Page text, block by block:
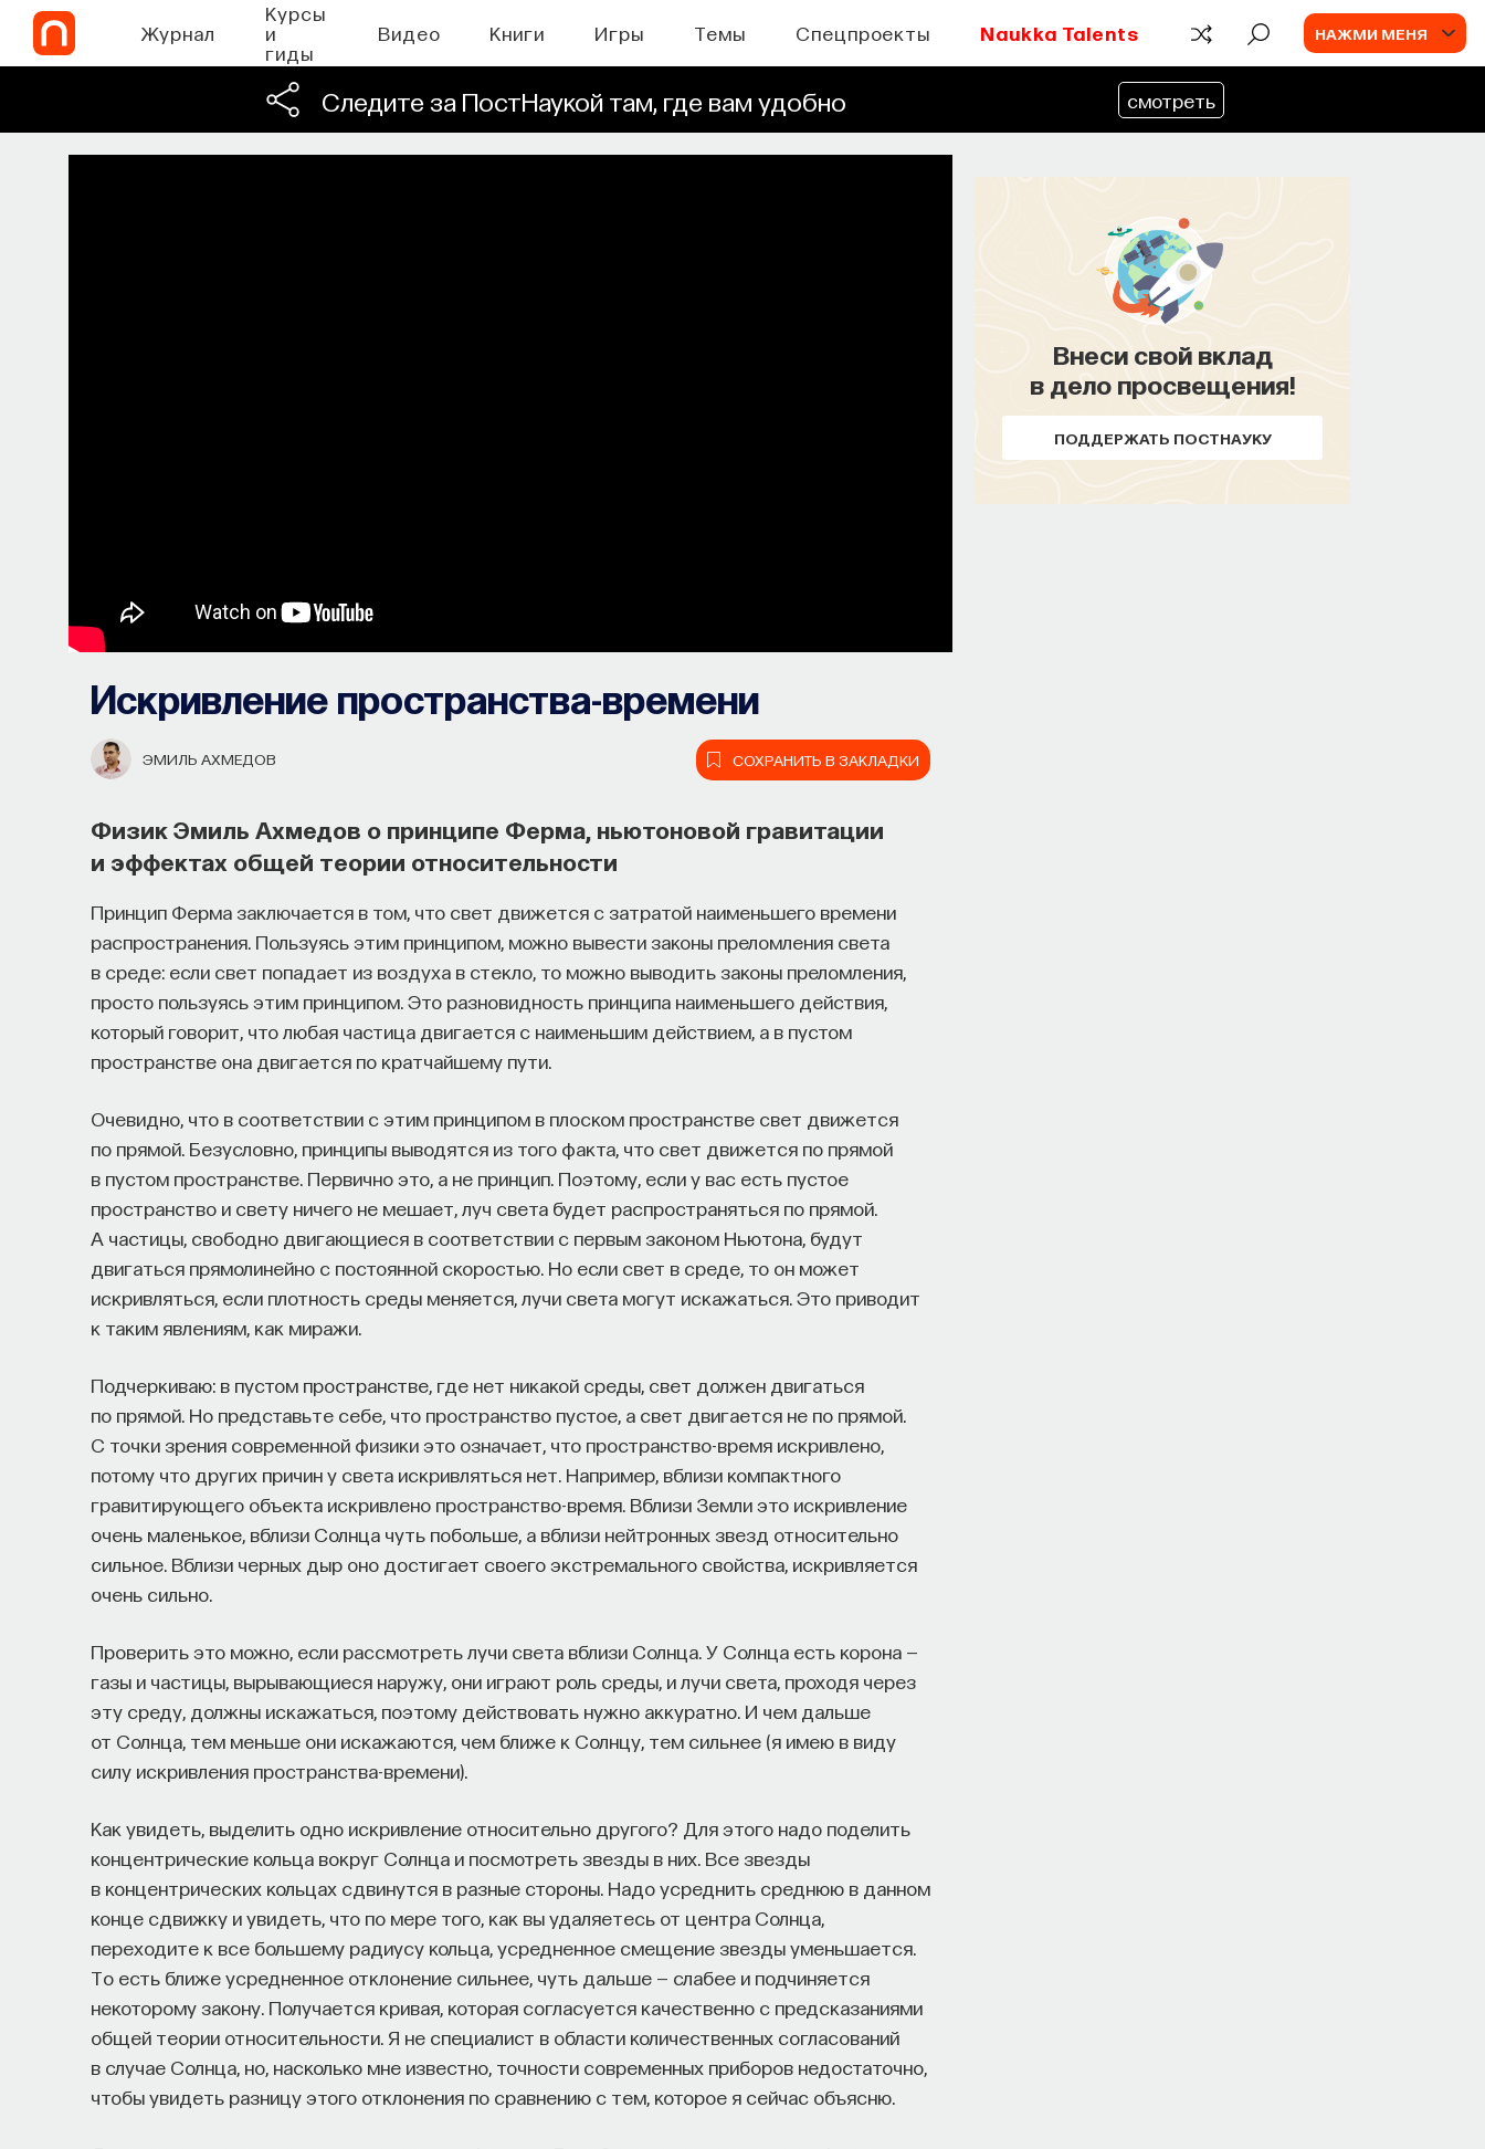
Журнал
Курсы
и
гиды
Видео Книги Игры Темы Спецпроекты Naukka Talents НАЖМИ МЕНЯ
Следите за ПостНаукой там, где вам удобно смотреть
Искривление пространства-времени
ЭМИЛЬ АХМЕДОВ СОХРАНИТЬ В ЗАКЛАДКИ
Физик Эмиль Ахмедов о принципе Ферма, ньютоновой гравитации
и эффектах общей теории относительности
Принцип Ферма заключается в том, что свет движется с затратой наименьшего времени
распространения. Пользуясь этим принципом, можно вывести законы преломления света
в среде: если свет попадает из воздуха в стекло, то можно выводить законы преломления,
просто пользуясь этим принципом. Это разновидность принципа наименьшего действия,
который говорит, что любая частица двигается с наименьшим действием, а в пустом
пространстве она двигается по кратчайшему пути.
Очевидно, что в соответствии с этим принципом в плоском пространстве свет движется
по прямой. Безусловно, принципы выводятся из того факта, что свет движется по прямой
в пустом пространстве. Первично это, а не принцип. Поэтому, если у вас есть пустое
пространство и свету ничего не мешает, луч света будет распространяться по прямой.
А частицы, свободно двигающиеся в соответствии с первым законом Ньютона, будут
двигаться прямолинейно с постоянной скоростью. Но если свет в среде, то он может
искривляться, если плотность среды меняется, лучи света могут искажаться. Это приводит
к таким явлениям, как миражи.
Подчеркиваю: в пустом пространстве, где нет никакой среды, свет должен двигаться
по прямой. Но представьте себе, что пространство пустое, а свет двигается не по прямой.
С точки зрения современной физики это означает, что пространство-время искривлено,
потому что других причин у света искривляться нет. Например, вблизи компактного
гравитирующего объекта искривлено пространство-время. Вблизи Земли это искривление
очень маленькое, вблизи Солнца чуть побольше, а вблизи нейтронных звезд относительно
сильное. Вблизи черных дыр оно достигает своего экстремального свойства, искривляется
очень сильно.
Проверить это можно, если рассмотреть лучи света вблизи Солнца. У Солнца есть корона —
газы и частицы, вырывающиеся наружу, они играют роль среды, и лучи света, проходя через
эту среду, должны искажаться, поэтому действовать нужно аккуратно. И чем дальше
от Солнца, тем меньше они искажаются, чем ближе к Солнцу, тем сильнее (я имею в виду
силу искривления пространства-времени).
Как увидеть, выделить одно искривление относительно другого? Для этого надо поделить
концентрические кольца вокруг Солнца и посмотреть звезды в них. Все звезды
в концентрических кольцах сдвинутся в разные стороны. Надо усреднить среднюю в данном
конце сдвижку и увидеть, что по мере того, как вы удаляетесь от центра Солнца,
переходите к все большему радиусу кольца, усредненное смещение звезды уменьшается.
То есть ближе усредненное отклонение сильнее, чуть дальше — слабее и подчиняется
некоторому закону. Получается кривая, которая согласуется качественно с предсказаниями
общей теории относительности. Я не специалист в области количественных согласований
в случае Солнца, но, насколько мне известно, точности современных приборов недостаточно,
чтобы увидеть разницу этого отклонения по сравнению с тем, которое я сейчас объясню.
Внеси свой вклад
в дело просвещения!
ПОДДЕРЖАТЬ ПОСТНАУКУ